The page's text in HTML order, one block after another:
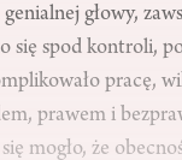
głowy,
się spod kontroli,
pracę,
prawem i
mogło, że